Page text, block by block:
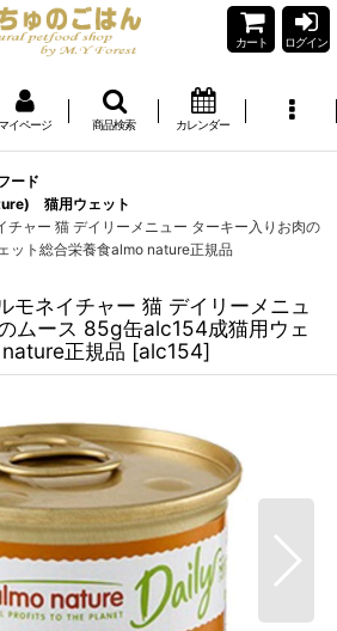
カート ログイン
イページ 商品検索 カレンダー
ード
猫用ウェット
チャー 猫 デイリーメニュー ターキー入りお肉の
ット総合栄養食almo nature正規品
モネイチャー 猫 デイリーメニュ
ムース 85g缶alc154成猫用ウェ
正規品 [alc154]